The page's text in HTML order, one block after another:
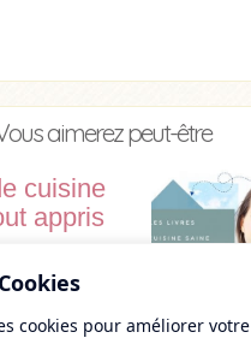
cookies pour améliorer votre
aimerez peut-être
cuisine
appris